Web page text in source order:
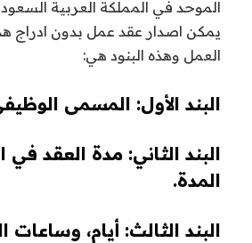
الموحد في المملكة العربية
يمكن اصدار عقد عمل بدون ادراج
العمل وهذه البنود هي:
البند الأول: المسمى
البند الثاني: مدة العقد
المدة.
البند الثالث: أيام، وساعات